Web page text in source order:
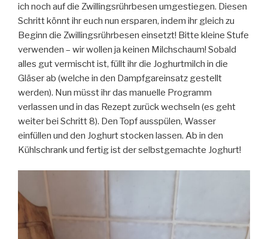
ich noch auf die Zwillingsrührbesen umgestiegen. Diesen
Schritt könnt ihr euch nun ersparen, indem ihr gleich zu
Beginn die Zwillingsrührbesen einsetzt! Bitte kleine Stufe
verwenden – wir wollen ja keinen Milchschaum! Sobald
alles gut vermischt ist, füllt ihr die Joghurtmilch in die
Gläser ab (welche in den Dampfgareinsatz gestellt
werden). Nun müsst ihr das manuelle Programm
verlassen und in das Rezept zurück wechseln (es geht
weiter bei Schritt 8). Den Topf ausspülen, Wasser
einfüllen und den Joghurt stocken lassen. Ab in den
Kühlschrank und fertig ist der selbstgemachte Joghurt!